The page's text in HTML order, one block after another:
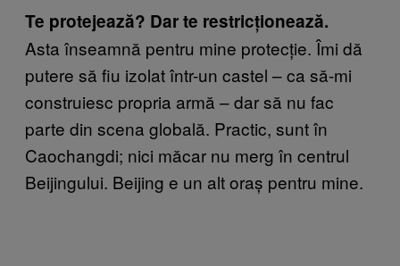
Te protejează? Dar te restricționează.
Asta înseamnă pentru mine protecție. Îmi dă
putere să fiu izolat într-un castel – ca să-mi
construiesc propria armă – dar să nu fac
parte din scena globală. Practic, sunt în
Caochangdi; nici măcar nu merg în centrul
Beijingului. Beijing e un alt oraș pentru mine.